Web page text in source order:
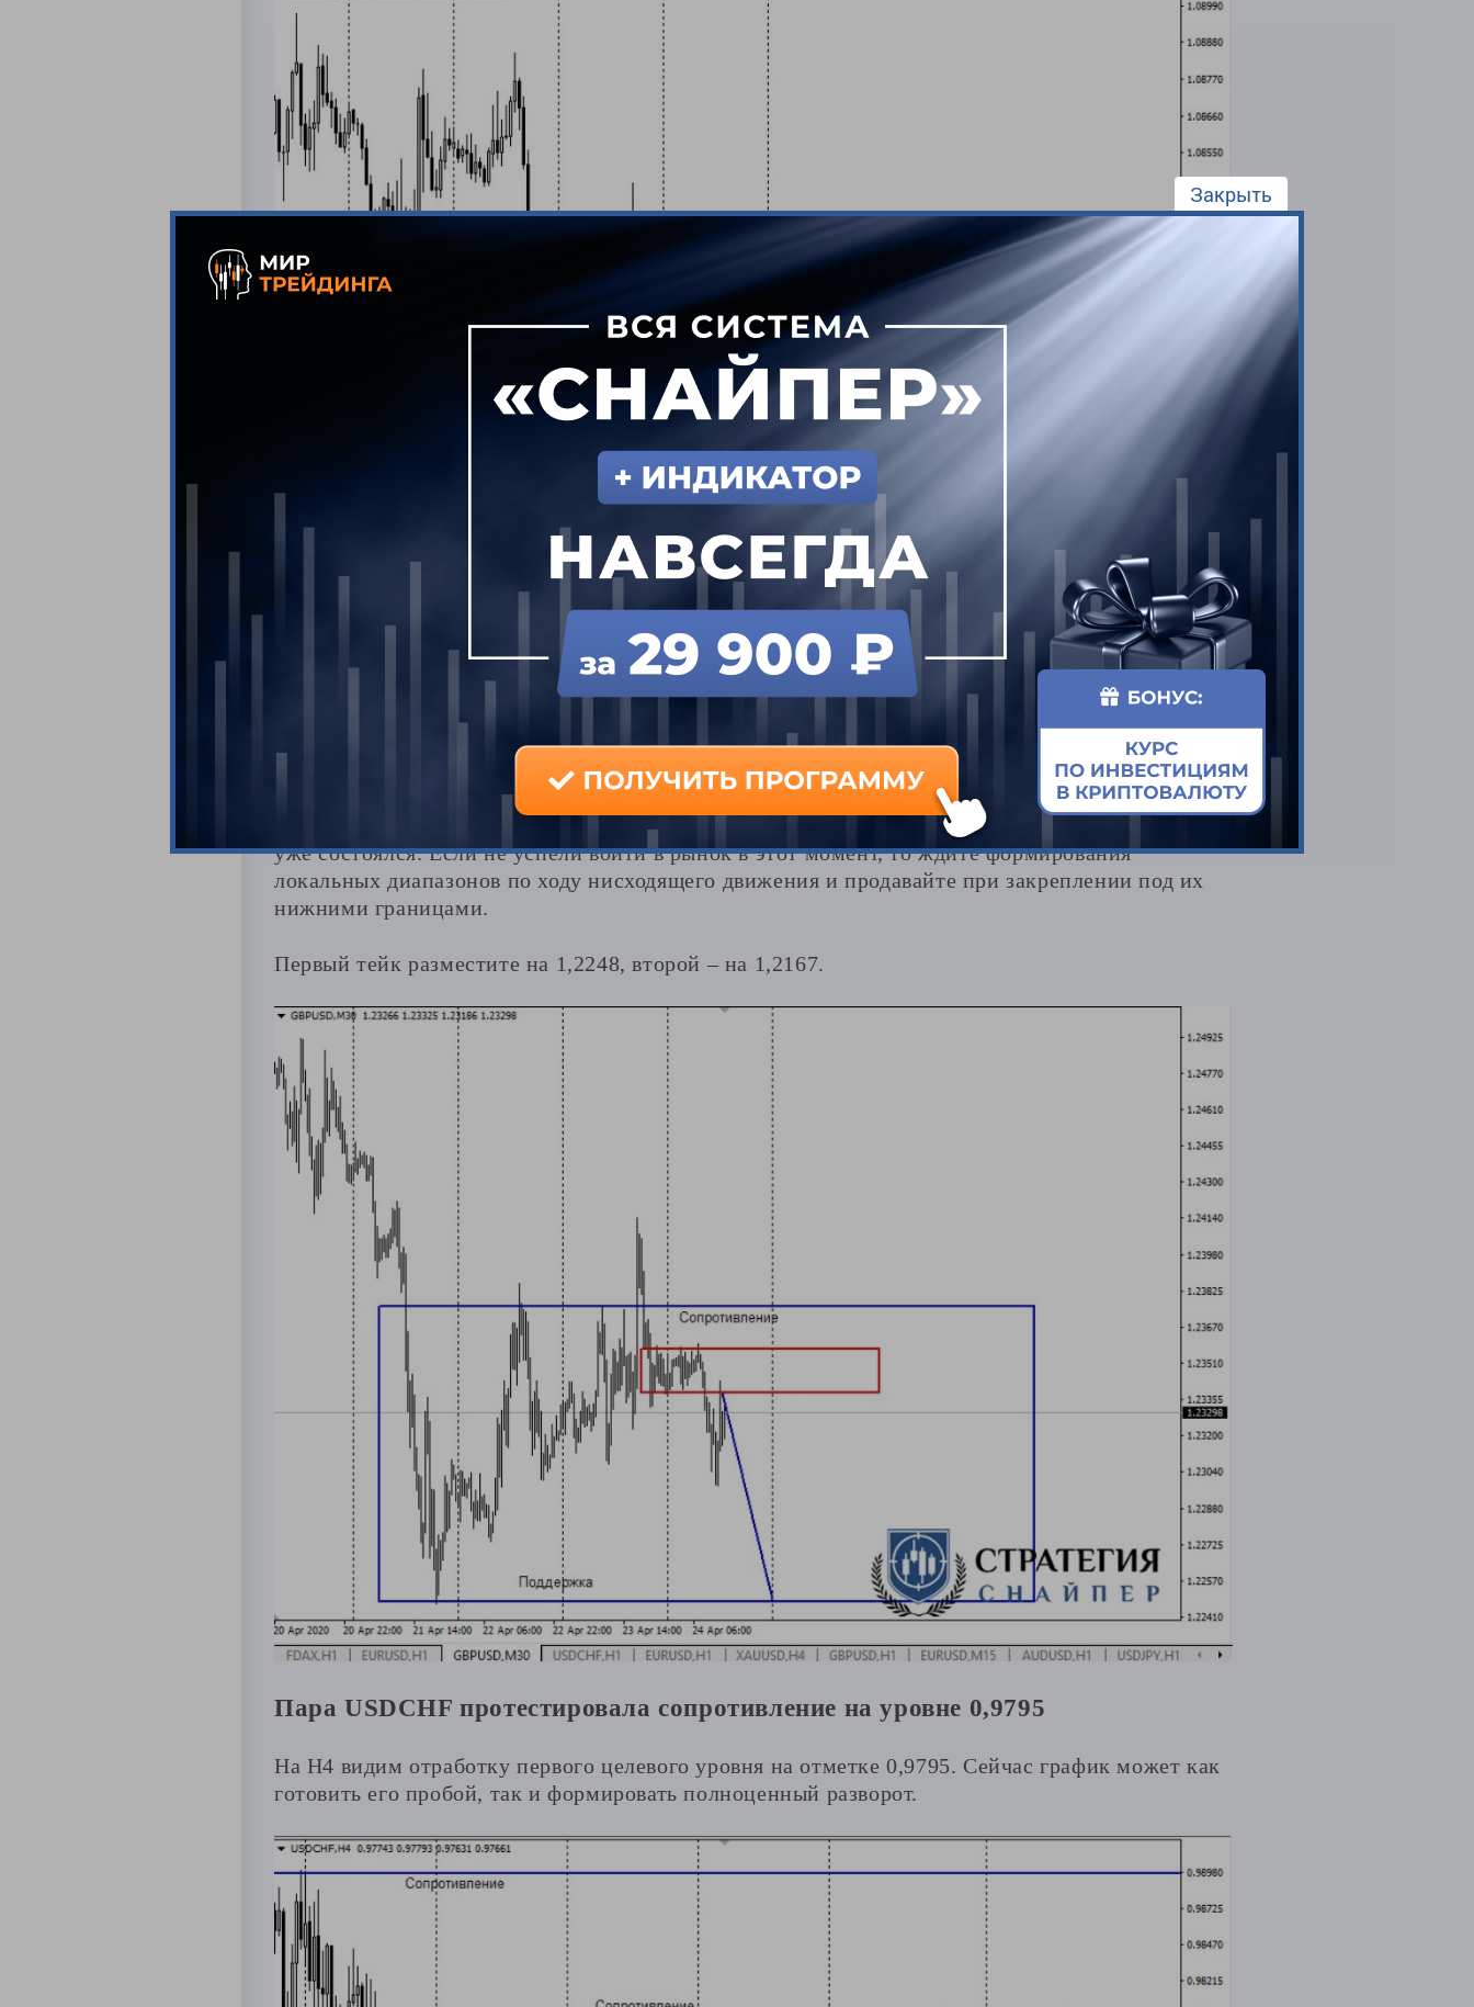
Рассчитываю на дальнейшее снижение пары GBPUSD
График валютной пары GBPUSD находится в диапазоне 1,2248-1,2375, сейчас наблюдаем
движение к ее нижней границе. В приоритете сделки на продажу.
Ночью формировалась локальная зона расторговки 1,2338-1,2357, ретест ее нижней границы
уже состоялся. Если не успели войти в рынок в этот момент, то ждите формирования
локальных диапазонов по ходу нисходящего движения и продавайте при закреплении под их
нижними границами.
Первый тейк разместите на 1,2248, второй – на 1,2167.
Пара USDCHF протестировала сопротивление на уровне 0,9795
На Н4 видим отработку первого целевого уровня на отметке 0,9795. Сейчас график может как
готовить его пробой, так и формировать полноценный разворот.
Закрыть